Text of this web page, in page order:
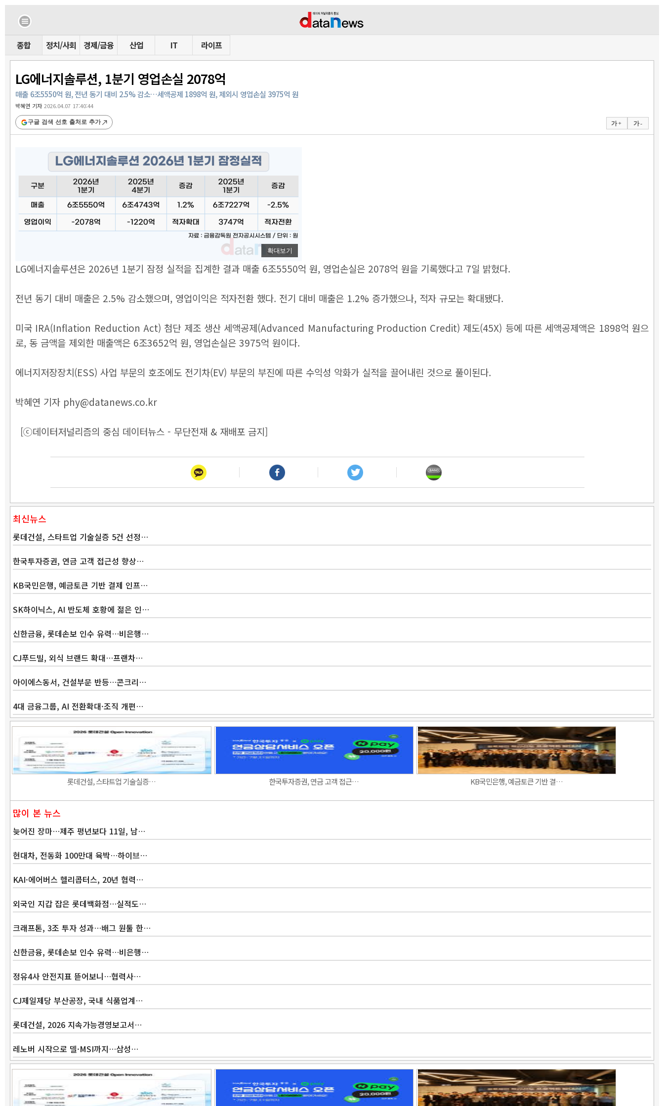
종합 정치/사회 경제/금융 산업 IT 라이프
LG에너지솔루션, 1분기 영업손실 2078억
매출 6조5550억 원, 전년 동기 대비 2.5% 감소…세액공제 1898억 원, 제외시 영업손실 3975억 원
박혜연 기자2026.04.07 17:40:44
가 + 가 -
구글 검색 선호 출처로 추가
확대보기
LG에너지솔루션은 2026년 1분기 잠정 실적을 집계한 결과 매출 6조5550억 원, 영업손실은 2078억 원을 기록했다고 7일 밝혔다.
전년 동기 대비 매출은 2.5% 감소했으며, 영업이익은 적자전환 했다. 전기 대비 매출은 1.2% 증가했으나, 적자 규모는 확대됐다.
미국 IRA(Inflation Reduction Act) 첨단 제조 생산 세액공제(Advanced Manufacturing Production Credit) 제도(45X) 등에 따른 세액공제액은 1898억 원으
로, 동 금액을 제외한 매출액은 6조3652억 원, 영업손실은 3975억 원이다.
에너지저장장치(ESS) 사업 부문의 호조에도 전기차(EV) 부문의 부진에 따른 수익성 악화가 실적을 끌어내린 것으로 풀이된다.
박혜연 기자 phy@datanews.co.kr
[ⓒ데이터저널리즘의 중심 데이터뉴스 - 무단전재 & 재배포 금지]
최신뉴스
롯데건설, 스타트업 기술실증 5건 선정…
한국투자증권, 연금 고객 접근성 향상…
KB국민은행, 예금토큰 기반 결제 인프…
SK하이닉스, AI 반도체 호황에 젊은 인…
신한금융, 롯데손보 인수 유력…비은행…
CJ푸드빌, 외식 브랜드 확대…프랜차…
아이에스동서, 건설부문 반등…콘크리…
4대 금융그룹, AI 전환확대·조직 개편…
롯데건설, 스타트업 기술실증… 한국투자증권, 연금 고객 접근… KB국민은행, 예금토큰 기반 결…
많이 본 뉴스
늦어진 장마…제주 평년보다 11일, 남…
현대차, 전동화 100만대 육박…하이브…
KAI·에어버스 헬리콥터스, 20년 협력…
외국인 지갑 잡은 롯데백화점…실적도…
크래프톤, 3조 투자 성과…배그 원툴 한…
신한금융, 롯데손보 인수 유력…비은행…
정유4사 안전지표 뜯어보니…협력사…
CJ제일제당 부산공장, 국내 식품업계…
롯데건설, 2026 지속가능경영보고서…
레노버 시작으로 델·MSI까지…삼성…